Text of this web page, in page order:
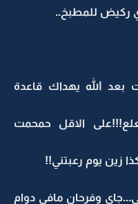
ركيض للمطبخ..
بعد الله يهداك قاعدة
الاقل حمحمت
زين يوم رعبتني!!
وفرحان مافي دوام